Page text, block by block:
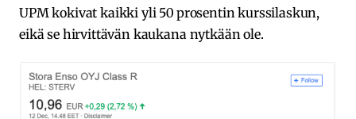
UPM kokivat kaikki yli 50 prosentin kurssilaskun,
eikä se hirvittävän kaukana nytkään ole.